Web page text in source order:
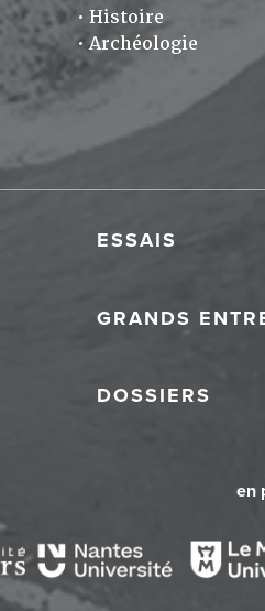
Histoire
Archéologie
ESSAIS
GRANDS
DOSSIERS
en